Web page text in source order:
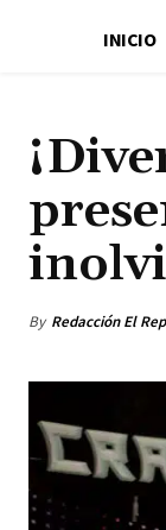
INICIO
By Redacción El